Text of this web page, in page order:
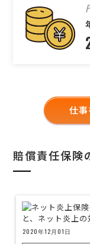
仕
賠償責任保険
2020年12月01日